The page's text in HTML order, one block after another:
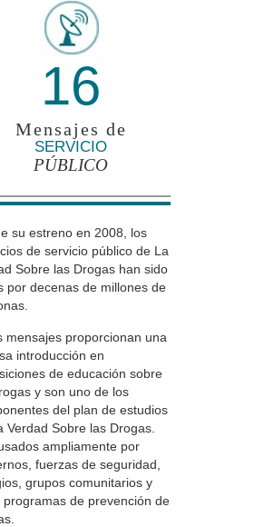
16
Mensajes de
SERVICIO
PÚBLICO
su estreno en 2008, los
de servicio público de La
Sobre las Drogas han sido
por decenas de millones de
mensajes proporcionan una
introducción en
de educación sobre
y son uno de los
del plan de estudios
Verdad Sobre las Drogas.
ampliamente por
fuerzas de seguridad,
grupos comunitarios y
programas de prevención de